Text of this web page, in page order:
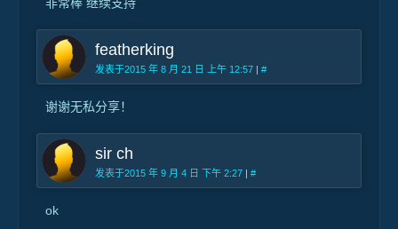
featherking
发表于2015 年 8 月 21 日 上午 12:57 | #
谢谢无私分享！
sir ch
发表于2015 年 9 月 4 日 下午 2:27 | #
ok